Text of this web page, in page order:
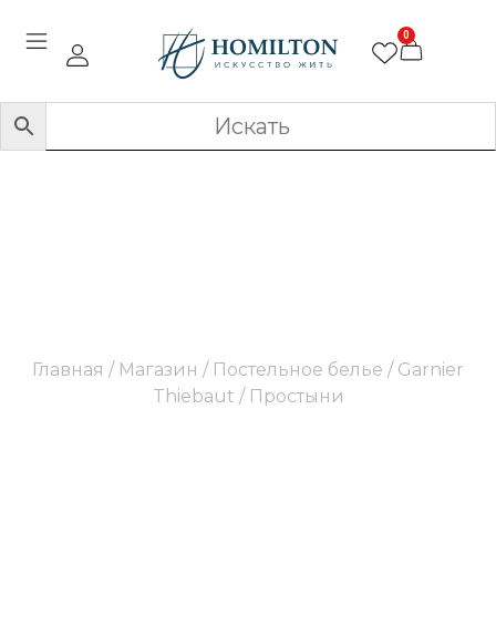
0
Главная / Магазин / Постельное белье / Garnier
Thiebaut / Простыни